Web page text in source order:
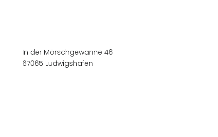
In der Mörschgewanne 46
67065 Ludwigshafen